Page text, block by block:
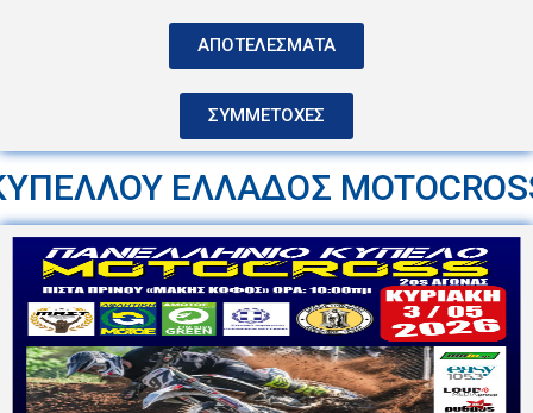
ΑΠΟΤΕΛΕΣΜΑΤΑ
ΣΥΜΜΕΤΟΧΕΣ
ΕΛΛΑΔΟΣ